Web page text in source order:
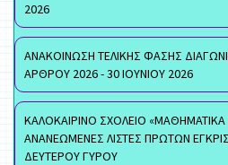
2026
ΑΝΑΚΟΙΝΩΣΗ ΤΕΛΙΚΗΣ ΦΑΣΗΣ
ΑΡΘΡΟΥ 2026 - 30 ΙΟΥΝΙΟΥ 2026
ΚΑΛΟΚΑΙΡΙΝΟ ΣΧΟΛΕΙΟ «ΜΑΘΗΜΑΤΙΚΑ
ΑΝΑΝΕΩΜΕΝΕΣ ΛΙΣΤΕΣ ΠΡΩΤΩΝ
ΔΕΥΤΕΡΟΥ ΓΥΡΟΥ